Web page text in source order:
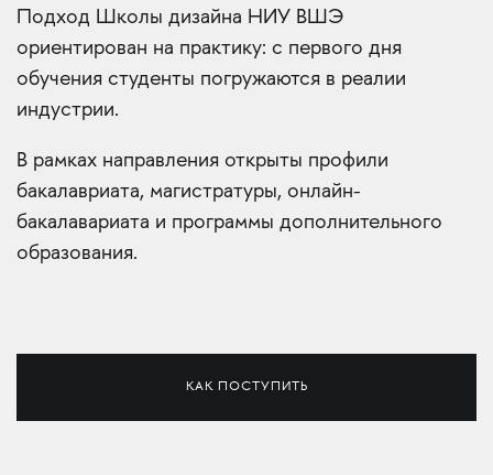
Подход Школы дизайна НИУ ВШЭ
ориентирован на практику: с первого дня
обучения студенты погружаются в реалии
индустрии.
В рамках направления открыты профили
бакалавриата, магистратуры, онлайн-
бакалавариата и программы дополнительного
образования.
КАК ПОСТУПИТЬ